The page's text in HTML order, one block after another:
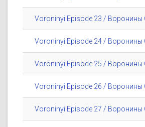
Voroninyi Episode 23 / Воронины
Voroninyi Episode 24 / Воронины
Voroninyi Episode 25 / Воронины
Voroninyi Episode 26 / Воронины
Voroninyi Episode 27 / Воронины